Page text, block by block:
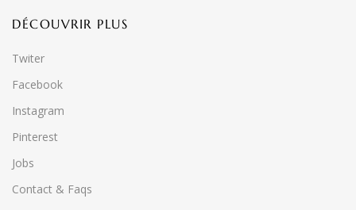
DÉCOUVRIR PLUS
Twiter
Facebook
Instagram
Pinterest
Jobs
Contact & Faqs